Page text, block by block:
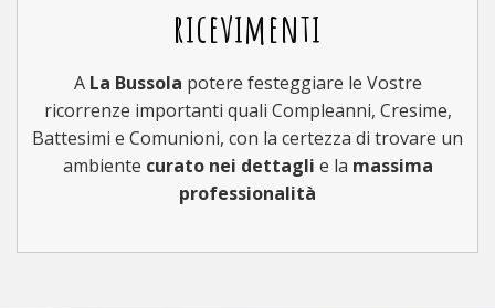
ricevimenti
A La Bussola potere festeggiare le Vostre
ricorrenze importanti quali Compleanni, Cresime,
Battesimi e Comunioni, con la certezza di trovare un
ambiente curato nei dettagli e la massima
professionalità